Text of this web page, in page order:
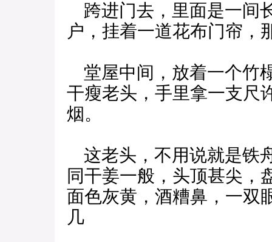
跨进门去，里面是一间
户，挂着一道花布门帘，
堂屋中间，放着一个竹
干瘦老头，手里拿一支尺
烟。
这老头，不用说就是铁
同干姜一般，头顶甚尖，
面色灰黄，酒糟鼻，一双
几